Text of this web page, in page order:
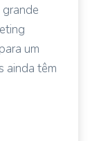
grande
um
ainda têm